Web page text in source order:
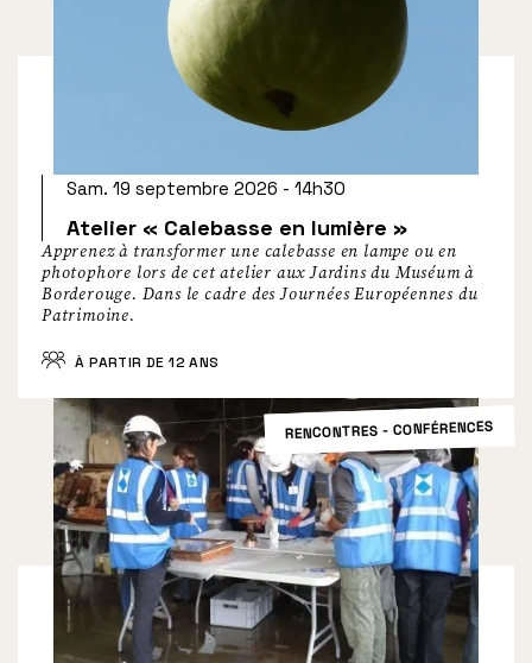
Atelier « Calebasse en lumière »
Sam. 19 septembre 2026 - 14h30
Apprenez à transformer une calebasse en lampe ou en
photophore lors de cet atelier aux Jardins du Muséum à
Borderouge. Dans le cadre des Journées Européennes du
Patrimoine.
À PARTIR DE 12 ANS
RENCONTRES - CONFÉRENCES